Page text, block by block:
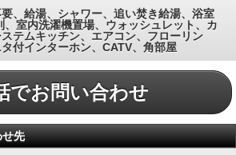
、給湯、シャワー、追い焚き給湯、浴室
室内洗濯機置場、ウォッシュレット、カ
テムキッチン、エアコン、フローリン
付インターホン、CATV、角部屋
でお問い合わせ
せ先